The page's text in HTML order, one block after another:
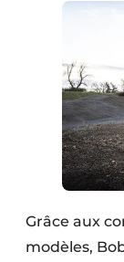
Grâce aux
modèles,